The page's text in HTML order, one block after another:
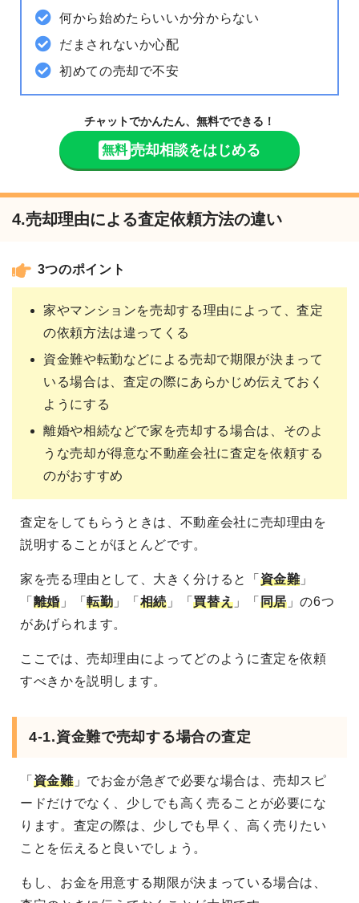
何から始めたらいいか分からない
だまされないか心配
初めての売却で不安
チャットでかんたん、無料でできる！
無料 売却相談をはじめる
4.売却理由による査定依頼方法の違い
3つのポイント
家やマンションを売却する理由によって、査定
の依頼方法は違ってくる
資金難や転勤などによる売却で期限が決まって
いる場合は、査定の際にあらかじめ伝えておく
ようにする
離婚や相続などで家を売却する場合は、そのよ
うな売却が得意な不動産会社に査定を依頼する
のがおすすめ
査定をしてもらうときは、不動産会社に売却理由を
説明することがほとんどです。
家を売る理由として、大きく分けると「 資金難」
「 離婚」「転勤 」「 相続 」「買替え 」「 同居」の6つ
があげられます。
ここでは、売却理由によってどのように査定を依頼
すべきかを説明します。
4-1.資金難で売却する場合の査定
「 資金難」でお金が急ぎで必要な場合は、売却スピ
ードだけでなく、少しでも高く売ることが必要にな
ります。査定の際は、少しでも早く、高く売りたい
ことを伝えると良いでしょう。
もし、お金を用意する期限が決まっている場合は、